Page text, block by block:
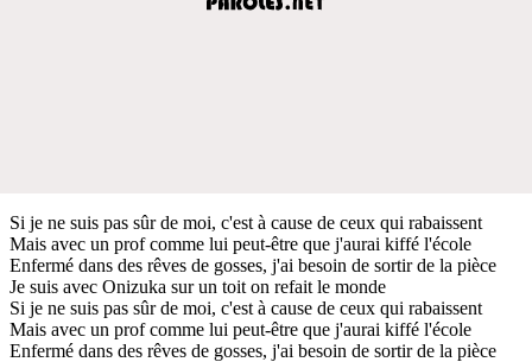
Si je ne suis pas sûr de moi, c'est à cause de ceux qui rabaissent
Mais avec un prof comme lui peut-être que j'aurai kiffé l'école
Enfermé dans des rêves de gosses, j'ai besoin de sortir de la pièce
Je suis avec Onizuka sur un toit on refait le monde
Si je ne suis pas sûr de moi, c'est à cause de ceux qui rabaissent
Mais avec un prof comme lui peut-être que j'aurai kiffé l'école
Enfermé dans des rêves de gosses, j'ai besoin de sortir de la pièce